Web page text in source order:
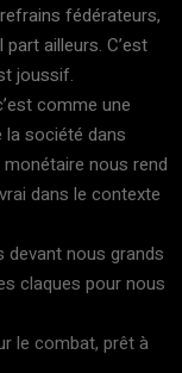
fédérateurs,
ailleurs. C’est
joussif.
comme une
la société dans
nous rend
dans le contexte
devant nous grands
claques pour nous
le combat, prêt à